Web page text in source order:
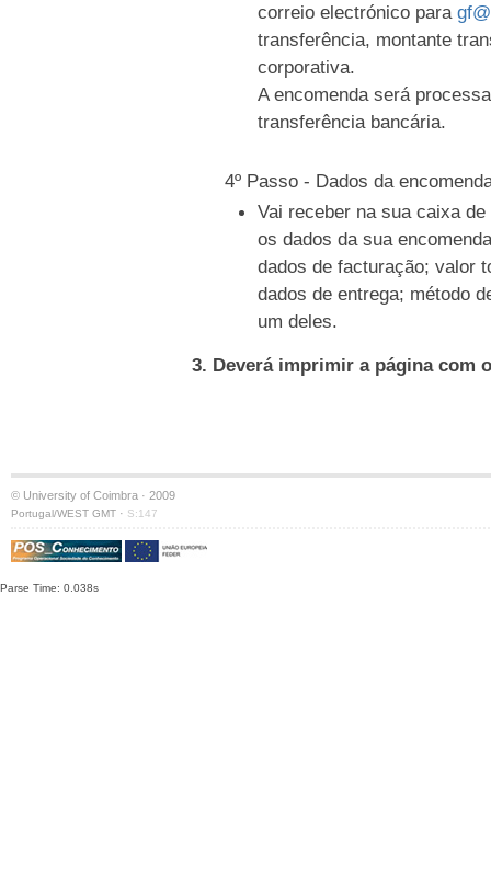
correio electrónico para
transferência, montante
corporativa.
A encomenda será
transferência bancária.
4º Passo - Dados da
Vai receber na sua caixa
os dados da sua
dados de facturação; valor
dados de entrega; método
um deles.
3. Deverá imprimir a página com
© University of Coimbra · 2009
Portugal/WEST GMT · S:147
Parse Time: 0.038s